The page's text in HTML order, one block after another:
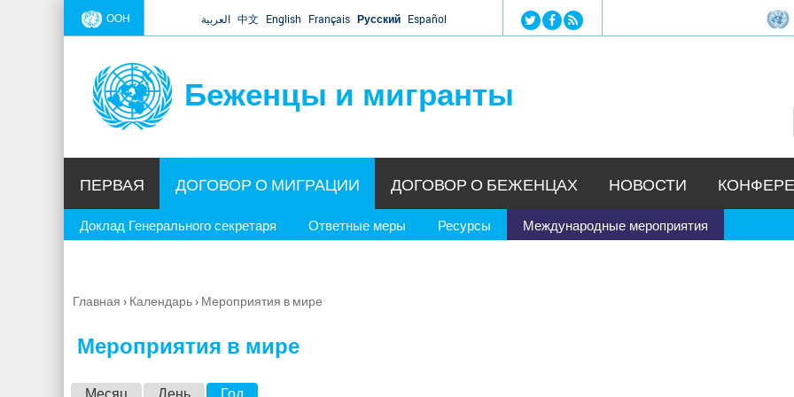
Jump to navigation
ООН العربية 中文 English Français Русский Español
Беженцы и мигранты
ПЕРВАЯ ДОГОВОР О МИГРАЦИИ
Доклад Генерального секретаря Ответные меры Ресурсы Международные мероприятия
ДОГОВОР О БЕЖЕНЦАХ НОВОСТИ
Вы
Главная › Календарь› Мероприятия в мире
Мероприятия в мире